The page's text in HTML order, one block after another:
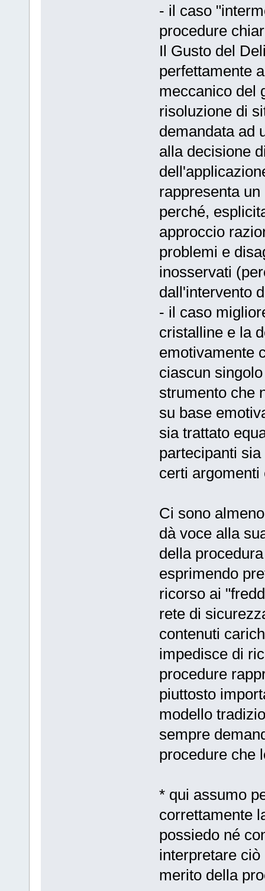
- il caso
procedure
Il Gusto del
perfettamente
meccanico del
risoluzione di
demandata ad
alla decisione
rappresenta
perché,
approccio
problemi e
inosservati
dall'intervento
- il caso
cristalline e la
emotivamente
ciascun
strumento che
su base
sia trattato
partecipanti
certi argomenti
Ci sono
dà voce alla
della
esprimendo
ricorso ai
rete di
contenuti
impedisce di
procedure
piuttosto
modello
sempre
procedure che
* qui assumo
correttamente
possiedo né
interpretare
merito della